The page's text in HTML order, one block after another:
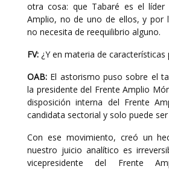
otra cosa: que Tabaré es el
Amplio, no de uno de ellos, y por
no necesita de reequilibrio alguno.
FV: ¿Y en materia de características
OAB: El astorismo puso sobre el
la presidente del Frente Amplio
disposición interna del Frente
candidata sectorial y solo puede
Con ese movimiento, creó un
nuestro juicio analítico es
vicepresidente del Frente